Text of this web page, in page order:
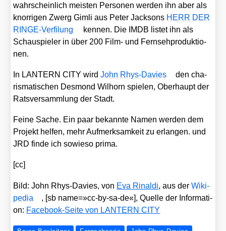
wahr­schein­lich meis­ten Per­so­nen wer­den ihn aber als
knor­ri­gen Zwerg Gim­li aus Peter Jack­sons HERR DER
RIN­GE-Ver­fi­lung
ken­nen. Die IMDB lis­tet ihn als
Schau­spie­ler in über 200 Film- und Fern­seh­pro­duk­tio­
nen.
In LANTERN CITY wirdJohn Rhys-Davies
den cha­
ris­ma­ti­schen Des­mond Wil­horn spie­len, Ober­haupt der
Rats­ver­samm­lung der Stadt.
Fei­ne Sache. Ein paar bekann­te Namen wer­den dem
Pro­jekt hel­fen, mehr Auf­merk­sam­keit zu erlan­gen. und
JRD fin­de ich sowie­so pri­ma.
[cc]
Bild: John Rhys-Davies, von Eva Rinal­di, aus derWiki­
pe­dia
, [sb name=»cc-by-sa-de«], Quel­le der Infor­ma­ti­
on: Face­book-Sei­te von LANTERN CITY